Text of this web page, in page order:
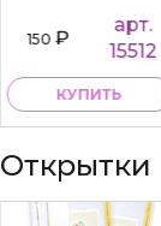
150₽
арт.
15512
КУПИТЬ
Открытки